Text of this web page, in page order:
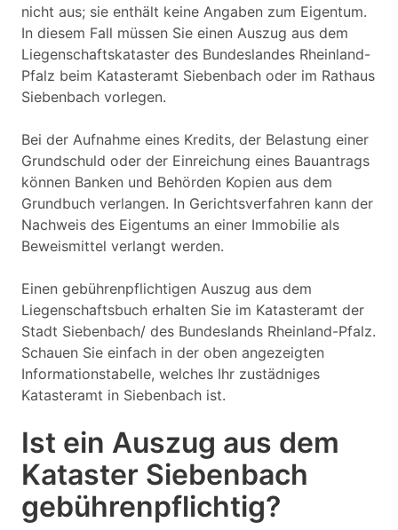
nicht aus; sie enthält keine Angaben zum Eigentum.
In diesem Fall müssen Sie einen Auszug aus dem
Liegenschaftskataster des Bundeslandes Rheinland-
Pfalz beim Katasteramt Siebenbach oder im Rathaus
Siebenbach vorlegen.
Bei der Aufnahme eines Kredits, der Belastung einer
Grundschuld oder der Einreichung eines Bauantrags
können Banken und Behörden Kopien aus dem
Grundbuch verlangen. In Gerichtsverfahren kann der
Nachweis des Eigentums an einer Immobilie als
Beweismittel verlangt werden.
Einen gebührenpflichtigen Auszug aus dem
Liegenschaftsbuch erhalten Sie im Katasteramt der
Stadt Siebenbach/ des Bundeslands Rheinland-Pfalz.
Schauen Sie einfach in der oben angezeigten
Informationstabelle, welches Ihr zustädniges
Katasteramt in Siebenbach ist.
Ist ein Auszug aus dem
Kataster Siebenbach
gebührenpflichtig?